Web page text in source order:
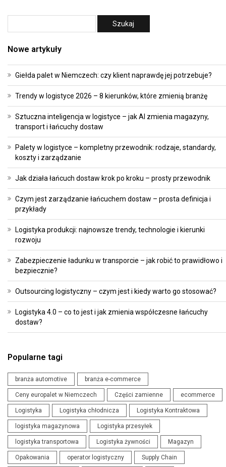
Nowe artykuły
Giełda palet w Niemczech: czy klient naprawdę jej potrzebuje?
Trendy w logistyce 2026 – 8 kierunków, które zmienią branżę
Sztuczna inteligencja w logistyce – jak AI zmienia magazyny,
transport i łańcuchy dostaw
Palety w logistyce – kompletny przewodnik: rodzaje, standardy,
koszty i zarządzanie
Jak działa łańcuch dostaw krok po kroku – prosty przewodnik
Czym jest zarządzanie łańcuchem dostaw – prosta definicja i
przykłady
Logistyka produkcji: najnowsze trendy, technologie i kierunki
rozwoju
Zabezpieczenie ładunku w transporcie – jak robić to prawidłowo i
bezpiecznie?
Outsourcing logistyczny – czym jest i kiedy warto go stosować?
Logistyka 4.0 – co to jest i jak zmienia współczesne łańcuchy
dostaw?
Popularne tagi
branża automotive branża e-commerce
Ceny europalet w Niemczech Części zamienne ecommerce
Logistyka Logistyka chłodnicza Logistyka Kontraktowa
logistyka magazynowa Logistyka przesyłek
logistyka transportowa Logistyka żywności Magazyn
Opakowania operator logistyczny Supply Chain